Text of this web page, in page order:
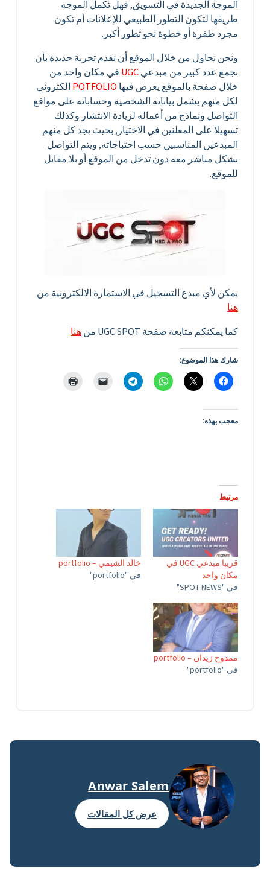
الموجة الجديدة في التسويق, فهل تكمل الموجه
طريقها لتكون التطور الطبيعي للإعلانات أم تكون
مجرد طفرة أو خطوة نحو تطور أكبر.
ونحن نحاول من خلال الموقع أن نقدم تجربة جديدة بأن
نجمع عدد كبير من مبدعي UGC في مكان واحد من
خلال صفحة بالموقع يعرض فيها POTFOLIO الكتروني
لكل منهم يشمل بياناته الشخصية وحساباته على مواقع
التواصل ونماذج من أعماله لزيادة الانتشار وكذلك
تسهيلا على المعلنين في الاختيار, بحيث يجد كل منهم
المبدعين المناسبين حسب احتباجاته, ويتم التواصل
بشكل مباشر معه دون تدخل من الموقع أو بلا مقابل
للموقع.
يمكن لأي مبدع التسجيل في الاستمارة الالكترونية من
هنا
كما يمكنكم متابعة صفحة UGC SPOT من
هنا
شارك هذا الموضوع:
معجب بهذه:
مرتبط
قريبا مبدعي UGC في
مكان واحد
في "SPOT NEWS"
خالد الشيمي – portfolio
في "portfolio"
ممدوح زيدان – portfolio
في "portfolio"
Anwar Salem
عرض كل المقالات